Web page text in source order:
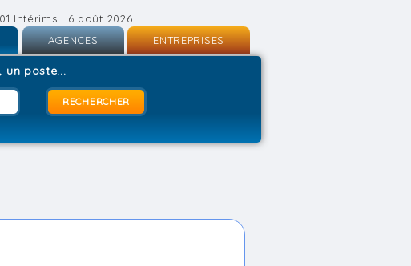
Intérims | 6 août 2026
AGENCES
Inscription
Connexion
ENTREPRISES
un poste...